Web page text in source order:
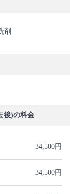
剤
後)の料金
34,500円
34,500円